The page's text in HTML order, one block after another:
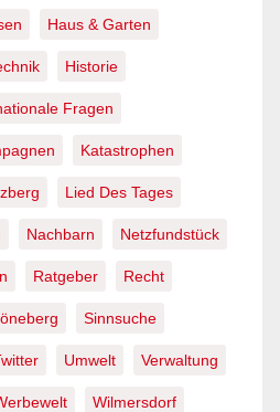
Haus & Garten
Historie
Fragen
Katastrophen
Lied Des Tages
Nachbarn Netzfundstück
Ratgeber Recht
Sinnsuche
Umwelt Verwaltung
Wilmersdorf